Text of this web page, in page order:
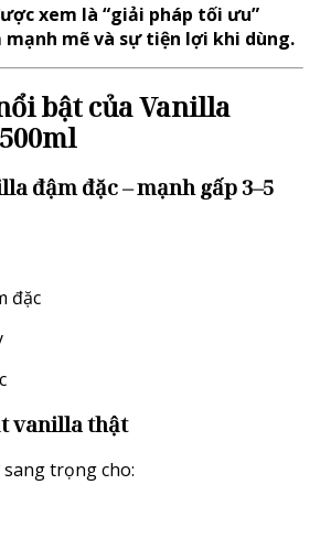
xem là “giải pháp tối ưu”
mẽ và sự tiện lợi khi dùng.
bật của Vanilla
đậm đặc – mạnh gấp 3–5
đặc
vanilla thật
trọng cho: